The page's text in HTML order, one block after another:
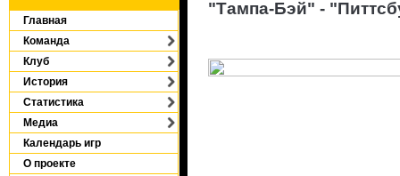
Главная
Команда
Клуб
История
Статистика
Медиа
Календарь игр
О проекте
"Тампа-Бэй" -